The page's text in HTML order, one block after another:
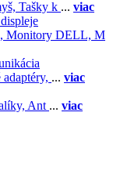
Tašky k ... viac
Monitory DELL, M
... viac
Ant ... viac